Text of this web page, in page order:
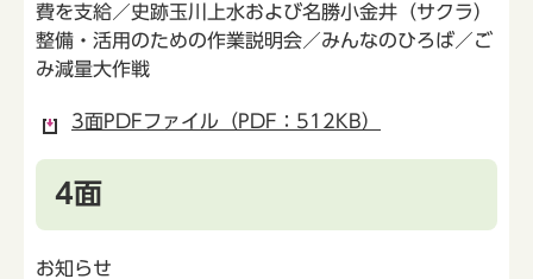
費を支給／史跡玉川上水および名勝小金井（サクラ）
整備・活用のための作業説明会／みんなのひろば／ご
み減量大作戦
3面PDFファイル（PDF：512KB）
4面
お知らせ